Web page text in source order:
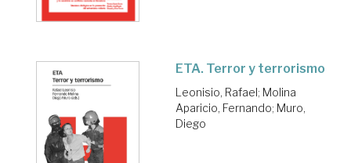
ETA. Terror y terrorismo
Leonisio, Rafael; Molina
Aparicio, Fernando; Muro,
Diego